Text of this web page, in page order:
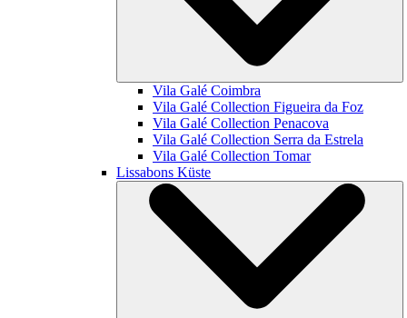
Vila Galé Coimbra
Vila Galé Collection Figueira da Foz
Vila Galé Collection Penacova
Vila Galé Collection Serra da Estrela
Vila Galé Collection Tomar
Lissabons Küste